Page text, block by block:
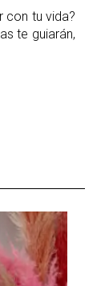
con tu vida?
te guiarán,